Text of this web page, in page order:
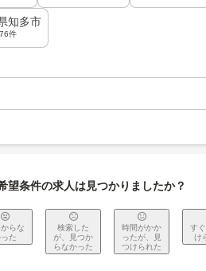
知多市
76件
望条件の求人は見つかりましたか？
からな
た
検索した
が、見つか
らなかった
時間がかか
ったが、見
つけられた
す
け